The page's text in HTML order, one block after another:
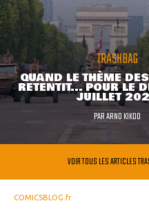
TRASHBAG
QUAND LE THÈME
RETENTIT... POUR LE
JUILLET
PARARNO KIKOO
VOIR TOUS LES ARTICLES
COMICSBLOG.fr